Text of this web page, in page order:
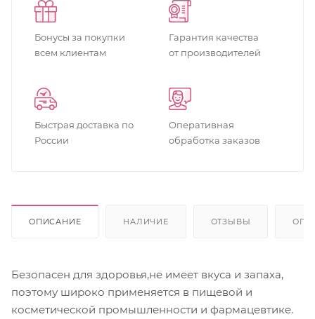
Бонусы за покупки
всем клиентам
Гарантия качества
от производителей
Быстрая доставка по
России
Оперативная
обработка заказов
ОПИСАНИЕ НАЛИЧИЕ ОТЗЫВЫ
Безопасен для здоровья,не имеет вкуса и запаха,
поэтому широко применяется в пищевой и
косметической промышленности и фармацевтике.